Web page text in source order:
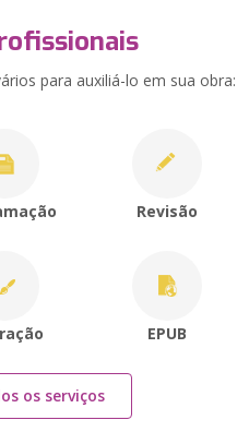
para auxiliá-lo em sua obra:
Revisão
EPUB
os serviços